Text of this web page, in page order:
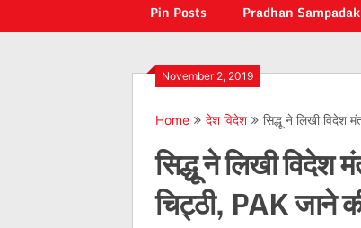
Pin Posts
Pradhan Sampadak
November 2, 2019
Home देश विदेश सिद्धू ने लिखी विदेश
सिद्धू ने लिखी विदेश
चिट्ठी, PAK जाने